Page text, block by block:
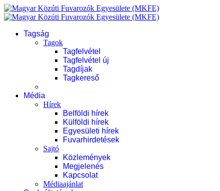
Tagság
Tagok
Tagfelvétel
Tagfelvétel új
Tagdíjak
Tagkereső
Média
Hírek
Belföldi hírek
Külföldi hírek
Egyesületi hírek
Fuvarhirdetések
Sajtó
Közlemények
Megjelenés
Kapcsolat
Médiaajánlat